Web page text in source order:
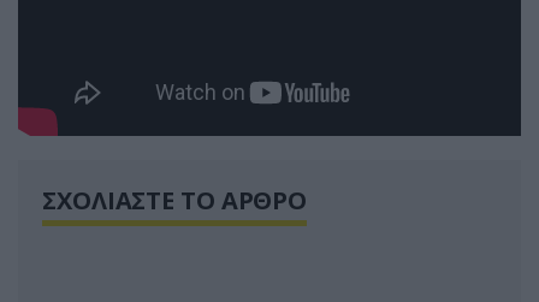
ΣΧΟΛΙΑΣΤΕ ΤΟ ΑΡΘΡΟ